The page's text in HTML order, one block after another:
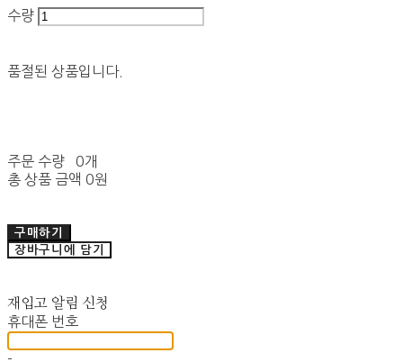
수량
품절된 상품입니다.
주문 수량
0개
총 상품 금액 0원
구매하기
장바구니에 담기
재입고 알림 신청
휴대폰 번호